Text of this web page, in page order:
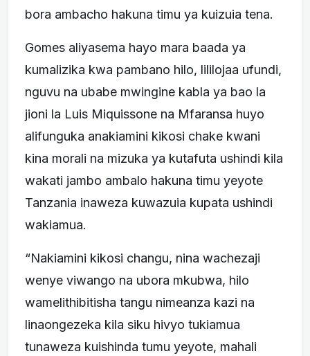
bora ambacho hakuna timu ya kuizuia tena.
Gomes aliyasema hayo mara baada ya
kumalizika kwa pambano hilo, lililojaa ufundi,
nguvu na ubabe mwingine kabla ya bao la
jioni la Luis Miquissone na Mfaransa huyo
alifunguka anakiamini kikosi chake kwani
kina morali na mizuka ya kutafuta ushindi kila
wakati jambo ambalo hakuna timu yeyote
Tanzania inaweza kuwazuia kupata ushindi
wakiamua.
“Nakiamini kikosi changu, nina wachezaji
wenye viwango na ubora mkubwa, hilo
wamelithibitisha tangu nimeanza kazi na
linaongezeka kila siku hivyo tukiamua
tunaweza kuishinda tumu yeyote, mahali